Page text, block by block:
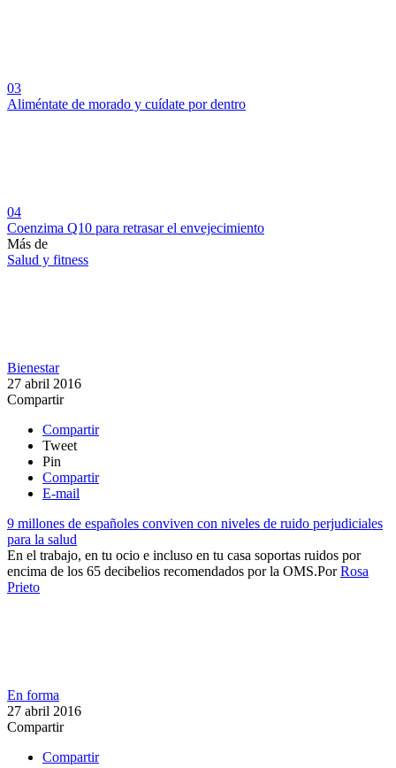
03
Aliméntate de morado y cuídate por dentro
04
Coenzima Q10 para retrasar el envejecimiento
Más de
Salud y fitness
Bienestar
27 abril 2016
Compartir
Compartir
Tweet
Pin
Compartir
E-mail
9 millones de españoles conviven con niveles de ruido perjudiciales
para la salud
​​En el trabajo, en tu ocio e incluso en tu casa soportas ruidos por
encima de los 65 decibelios recomendados por la OMS.​PorRosa
Prieto
En forma
27 abril 2016
Compartir
Compartir